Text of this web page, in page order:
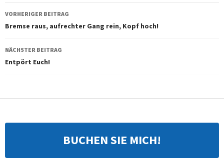
Beitragsnavigation
VORHERIGER BEITRAG
Bremse raus, aufrechter Gang rein, Kopf hoch!
NÄCHSTER BEITRAG
Entpört Euch!
BUCHEN SIE MICH!